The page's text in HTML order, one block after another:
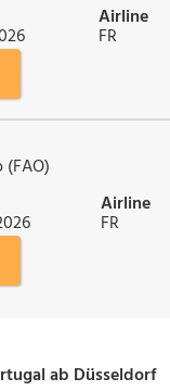
Airline
FR
(FAO)
Airline
FR
ab Düsseldorf